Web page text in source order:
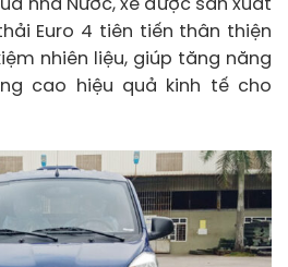
nhà Nước, xe được sản xuất
Euro 4 tiên tiến thân thiện
nhiên liệu, giúp tăng năng
cao hiệu quả kinh tế cho